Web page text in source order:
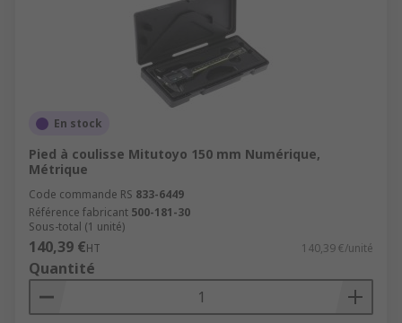
En stock
Pied à coulisse Mitutoyo 150 mm Numérique,
Métrique
Code commande RS 833-6449
Référence fabricant 500-181-30
Sous-total (1 unité)
140,39 €HT 140,39 €/unité
Quantité